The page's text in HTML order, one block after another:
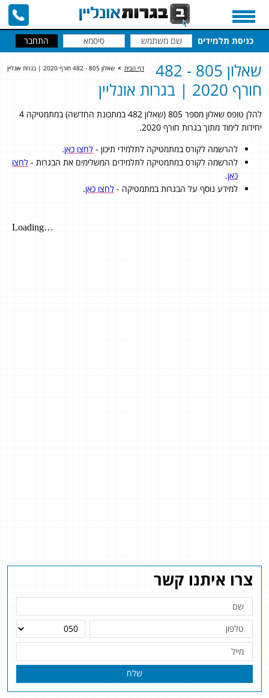
כניסת תלמידים
צרו איתנו קשר
שלח
דף הבית > שאלון 805 - 482 חורף 2020 | בגרות אונליין
שאלון 805 - 482
חורף 2020 | בגרות אונליין
להלן טופס שאלון מספר 805 (שאלון 482 במתכונת החדשה) במתמטיקה 4
יחידות לימוד מתוך בגרות חורף 2020.
להרשמה לקורס במתמטיקה לתלמידי תיכון - לחצו כאן.
להרשמה לקורס במתמטיקה לתלמידים המשלימים את הבגרות - לחצו
כאן.
למידע נוסף על הבגרות במתמטיקה - לחצו כאן.